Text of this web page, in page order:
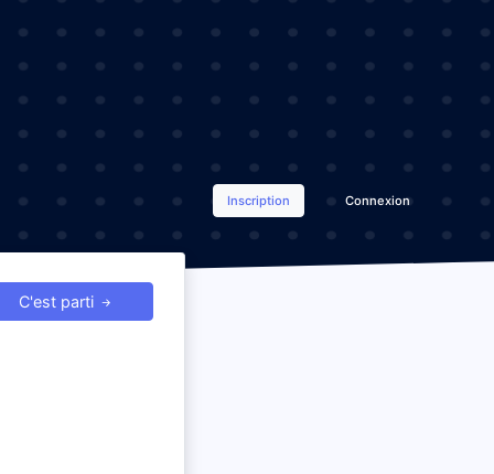
Inscription Connexion
C'est parti